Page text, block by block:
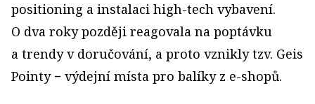
positioning a instalaci high-tech vybavení.
O dva roky později reagovala na poptávku
a trendy v doručování, a proto vznikly tzv. Geis
Pointy − výdejní místa pro balíky z e-shopů.